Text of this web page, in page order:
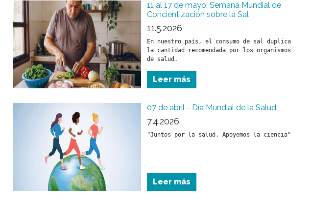
11 al 17 de mayo: Semana Mundial de
Concientización sobre la Sal
11.5.2026
En nuestro país, el consumo de sal duplica
la cantidad recomendada por los organismos
de salud.
Leer más
07 de abril - Día Mundial de la Salud
7.4.2026
Leer más